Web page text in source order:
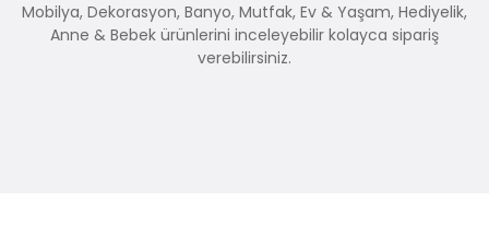
Mobilya, Dekorasyon, Banyo, Mutfak, Ev & Yaşam, Hediyelik,
Anne & Bebek ürünlerini inceleyebilir kolayca sipariş
verebilirsiniz.